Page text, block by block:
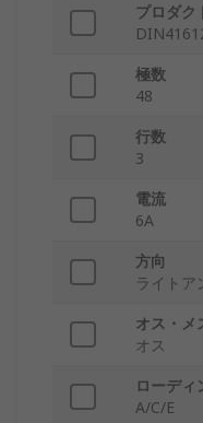
プロダク
極数
48
行数
3
電流
6A
方向
ライトア
オス・メ
オス
ローディ
A/C/E